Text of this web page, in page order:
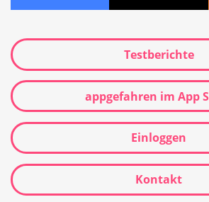
Testberichte
appgefahren im App
Einloggen
Kontakt